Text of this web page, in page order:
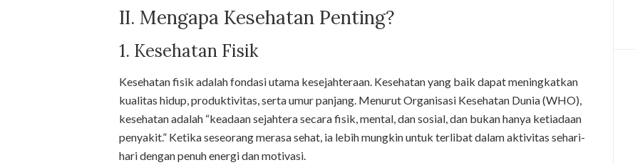
II. Mengapa Kesehatan Penting?
1. Kesehatan Fisik
Kesehatan fisik adalah fondasi utama kesejahteraan. Kesehatan yang baik dapat meningkatkan
kualitas hidup, produktivitas, serta umur panjang. Menurut Organisasi Kesehatan Dunia (WHO),
kesehatan adalah “keadaan sejahtera secara fisik, mental, dan sosial, dan bukan hanya ketiadaan
penyakit.” Ketika seseorang merasa sehat, ia lebih mungkin untuk terlibat dalam aktivitas sehari-
hari dengan penuh energi dan motivasi.